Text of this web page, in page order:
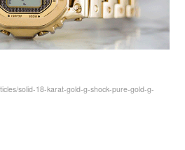
solid-18-karat-gold-g-shock-pure-gold-g-